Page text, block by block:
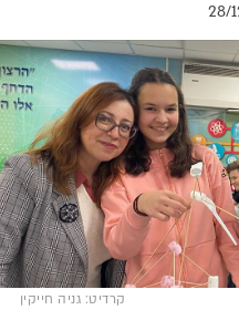
28/
קרדיט: גניה חייקין